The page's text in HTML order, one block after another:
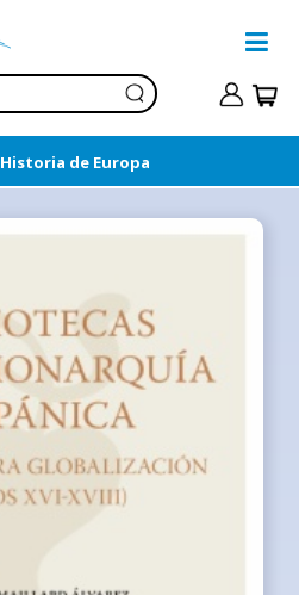
Historia de Europa